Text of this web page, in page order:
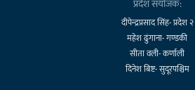
प्रदेश संयोजक:
दीपेन्द्रप्रसाद सिंह- प्रदेश २
महेश ढुंगाना- गण्डकी
सीता वली- कर्णाली
दिनेश बिष्ट- सुदूरपश्चिम